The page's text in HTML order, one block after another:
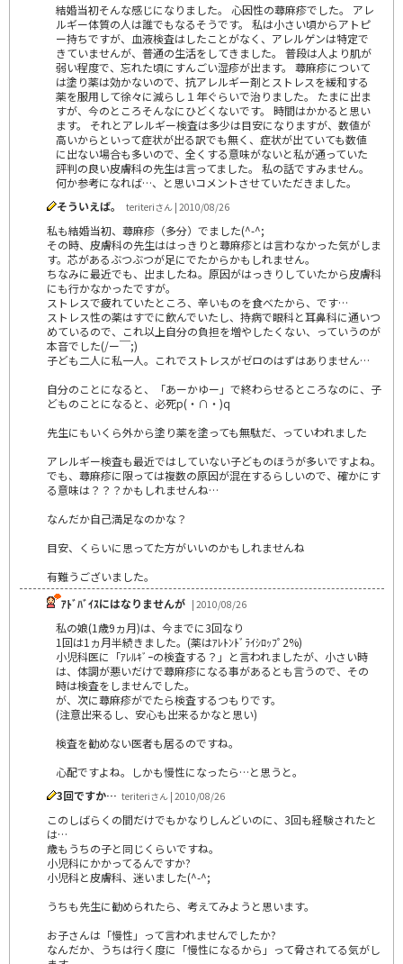
結婚当初そんな感じになりました。 心因性の蕁麻疹でした。 アレ
ルギー体質の人は誰でもなるそうです。 私は小さい頃からアトピ
ー持ちですが、血液検査はしたことがなく、アレルゲンは特定で
きていませんが、普通の生活をしてきました。 普段は人より肌が
弱い程度で、忘れた頃にすんごい湿疹が出ます。 蕁麻疹について
は塗り薬は効かないので、抗アレルギー剤とストレスを緩和する
薬を服用して徐々に減らし１年ぐらいで治りました。 たまに出ま
すが、今のところそんなにひどくないです。 時間はかかると思い
ます。 それとアレルギー検査は多少は目安になりますが、数値が
高いからといって症状が出る訳でも無く、症状が出ていても数値
に出ない場合も多いので、全くする意味がないと私が通っていた
評判の良い皮膚科の先生は言ってました。 私の話ですみません。
何か参考になれば…、と思いコメントさせていただきました。
そういえば。
teriteriさん | 2010/08/26
私も結婚当初、蕁麻疹（多分）でました(^-^;
その時、皮膚科の先生ははっきりと蕁麻疹とは言わなかった気がしま
す。芯があるぶつぶつが足にでたからかもしれません。
ちなみに最近でも、出ましたね。原因がはっきりしていたから皮膚科
にも行かなかったですが。
ストレスで疲れていたところ、辛いものを食べたから、です…
ストレス性の薬はすでに飲んでいたし、持病で眼科と耳鼻科に通いつ
めているので、これ以上自分の負担を増やしたくない、っていうのが
本音でした(/ー￣;)
子ども二人に私一人。これでストレスがゼロのはずはありません…
自分のことになると、「あーかゆー」で終わらせるところなのに、子
どものことになると、必死p(・∩・)q
先生にもいくら外から塗り薬を塗っても無駄だ、っていわれました
アレルギー検査も最近ではしていない子どものほうが多いですよね。
でも、蕁麻疹に限っては複数の原因が混在するらしいので、確かにす
る意味は？？？かもしれませんね…
なんだか自己満足なのかな？
目安、くらいに思ってた方がいいのかもしれませんね
有難うございました。
ｱﾄﾞﾊﾞｲｽにはなりませんが | 2010/08/26
私の娘(1歳9ヵ月)は、今までに3回なり
1回は1ヵ月半続きました。(薬はｱﾚﾄﾝﾄﾞﾗｲｼﾛｯﾌﾟ2%)
小児科医に「ｱﾚﾙｷﾞｰの検査する？」と言われましたが、小さい時
は、体調が悪いだけで蕁麻疹になる事があるとも言うので、その
時は検査をしませんでした。
が、次に蕁麻疹がでたら検査するつもりです。
(注意出来るし、安心も出来るかなと思い)
検査を勧めない医者も居るのですね。
心配ですよね。しかも慢性になったら…と思うと。
3回ですか… teriteriさん | 2010/08/26
このしばらくの間だけでもかなりしんどいのに、3回も経験されたと
は…
歳もうちの子と同じくらいですね。
小児科にかかってるんですか?
小児科と皮膚科、迷いました(^-^;
うちも先生に勧められたら、考えてみようと思います。
お子さんは「慢性」って言われませんでしたか?
なんだか、うちは行く度に「慢性になるから」って脅されてる気がし